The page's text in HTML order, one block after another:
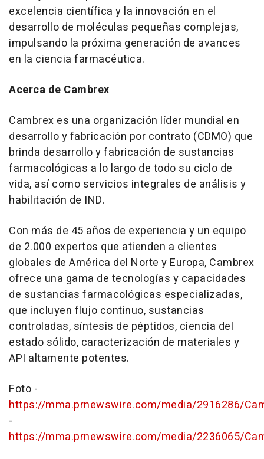
excelencia científica y la innovación en el
desarrollo de moléculas pequeñas complejas,
impulsando la próxima generación de avances
en la ciencia farmacéutica.
Acerca de Cambrex
Cambrex es una organización líder mundial en
desarrollo y fabricación por contrato (CDMO) que
brinda desarrollo y fabricación de sustancias
farmacológicas a lo largo de todo su ciclo de
vida, así como servicios integrales de análisis y
habilitación de IND.
Con más de 45 años de experiencia y un equipo
de 2.000 expertos que atienden a clientes
globales de América del Norte y Europa, Cambrex
ofrece una gama de tecnologías y capacidades
de sustancias farmacológicas especializadas,
que incluyen flujo continuo, sustancias
controladas, síntesis de péptidos, ciencia del
estado sólido, caracterización de materiales y
API altamente potentes.
Foto -
https://mma.prnewswire.com/media/2916286/
-
https://mma.prnewswire.com/media/2236065/